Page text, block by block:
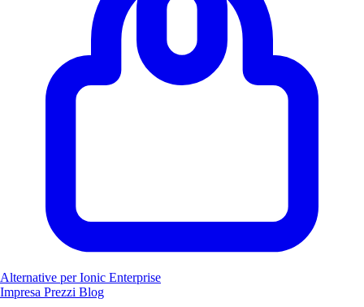
Alternative per Ionic Enterprise
Impresa Prezzi Blog